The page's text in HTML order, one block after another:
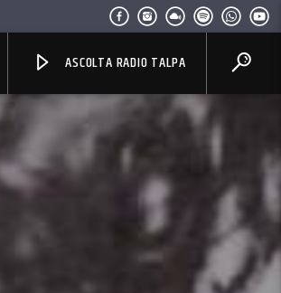
ASCOLTA RADIO TALPA